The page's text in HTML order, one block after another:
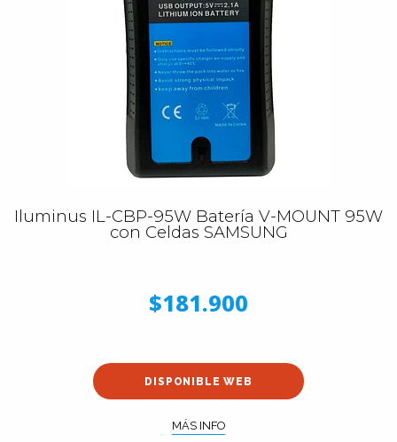
Iluminus IL-CBP-95W Batería V-MOUNT 95W
con Celdas SAMSUNG
$181.900
DISPONIBLE WEB
MÁS INFO